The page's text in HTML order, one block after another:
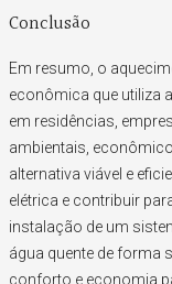
Conclusão
Em resumo, o
econômica que utiliza
em residências,
ambientais,
alternativa viável e
elétrica e contribuir
instalação de um
água quente de forma
conforto e economia